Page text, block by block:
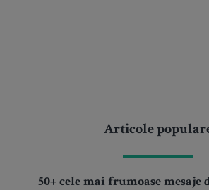
Articole
50+ cele mai frumoase mesaje